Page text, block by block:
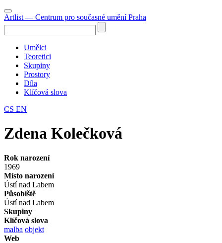
Artlist — Centrum pro současné umění Praha
Umělci
Teoretici
Skupiny
Prostory
Díla
Klíčová slova
CS EN
Zdena Kolečková
Rok narození
1969
Místo narození
Ústí nad Labem
Působiště
Ústí nad Labem
Skupiny
Klíčová slova
malba objekt
Web